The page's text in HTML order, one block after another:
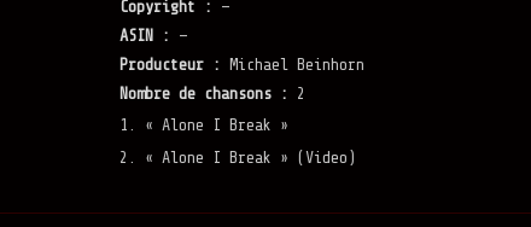
Copyright :
—
ASIN :
—
Producteur :
Michael Beinhorn
Nombre de chansons :
2
1. « Alone I Break »
2. « Alone I Break » (Video)